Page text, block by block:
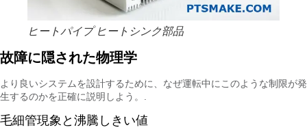
ヒートパイプ ヒートシンク部品
故障に隠された物理学
より良いシステムを設計するために、なぜ運転中にこのような制限が発
生するのかを正確に説明しよう。.
毛細管現象と沸騰しきい値